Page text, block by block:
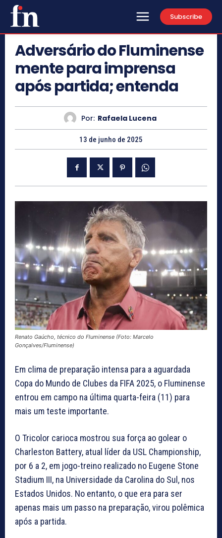
Subscribe
Adversário do Fluminense
mente para imprensa
após partida; entenda
Por: Rafaela Lucena
13 de junho de 2025
Renato Gaúcho, técnico do Fluminense (Foto: Marcelo
Gonçalves/Fluminense)
Em clima de preparação intensa para a aguardada
Copa do Mundo de Clubes da FIFA 2025, o Fluminense
entrou em campo na última quarta-feira (11) para
mais um teste importante.
O Tricolor carioca mostrou sua força ao golear o
Charleston Battery, atual líder da USL Championship,
por 6 a 2, em jogo-treino realizado no Eugene Stone
Stadium III, na Universidade da Carolina do Sul, nos
Estados Unidos. No entanto, o que era para ser
apenas mais um passo na preparação, virou polêmica
após a partida.